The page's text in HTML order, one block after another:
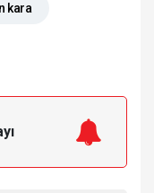
kara